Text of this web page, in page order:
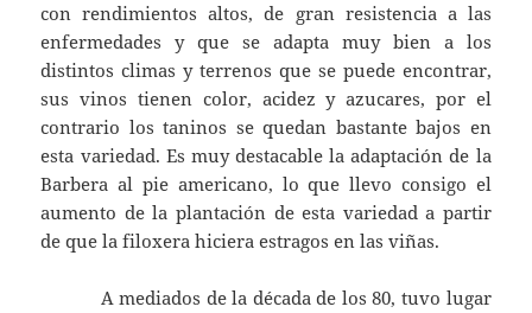
con rendimientos altos, de gran resistencia a las
enfermedades y que se adapta muy bien a los
distintos climas y terrenos que se puede encontrar,
sus vinos tienen color, acidez y azucares, por el
contrario los taninos se quedan bastante bajos en
esta variedad. Es muy destacable la adaptación de la
Barbera al pie americano, lo que llevo consigo el
aumento de la plantación de esta variedad a partir
de que la filoxera hiciera estragos en las viñas.
A mediados de la década de los 80, tuvo lugar